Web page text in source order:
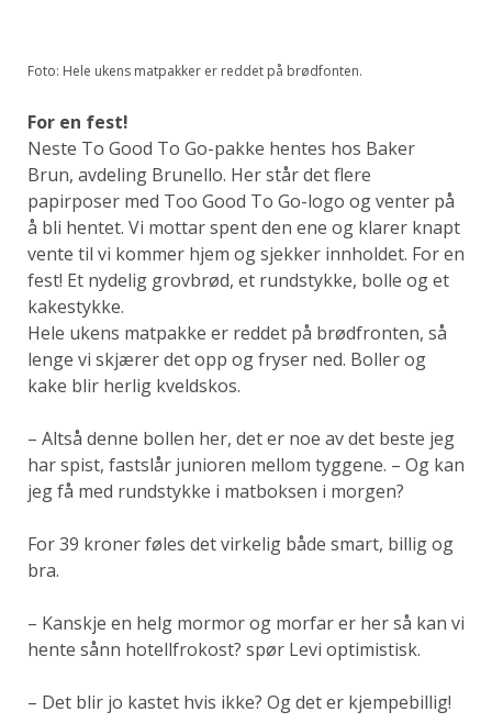
Foto: Hele ukens matpakker er reddet på brødfonten.
For en fest!
Neste To Good To Go-pakke hentes hos Baker
Brun, avdeling Brunello. Her står det flere
papirposer med Too Good To Go-logo og venter på
å bli hentet. Vi mottar spent den ene og klarer knapt
vente til vi kommer hjem og sjekker innholdet. For en
fest! Et nydelig grovbrød, et rundstykke, bolle og et
kakestykke.
Hele ukens matpakke er reddet på brødfronten, så
lenge vi skjærer det opp og fryser ned. Boller og
kake blir herlig kveldskos.
– Altså denne bollen her, det er noe av det beste jeg
har spist, fastslår junioren mellom tyggene. – Og kan
jeg få med rundstykke i matboksen i morgen?
For 39 kroner føles det virkelig både smart, billig og
bra.
– Kanskje en helg mormor og morfar er her så kan vi
hente sånn hotellfrokost? spør Levi optimistisk.
– Det blir jo kastet hvis ikke? Og det er kjempebillig!